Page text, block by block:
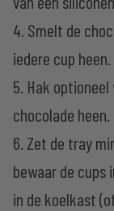
4. Smelt de
iedere cup heen.
5. Hak
chocolade heen.
6. Zet de tray
bewaar de cups
in de koelkast